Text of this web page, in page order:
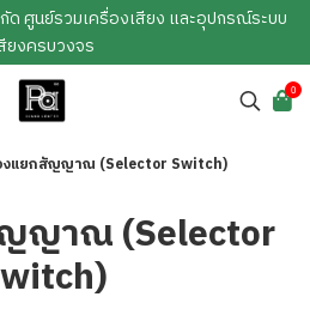
ด ศูนย์รวมเครื่องเสียง และอุปกรณ์ระบบ
ยงครบวงจร
0
งแยกสัญญาณ (Selector Switch)
ญาณ (Selector